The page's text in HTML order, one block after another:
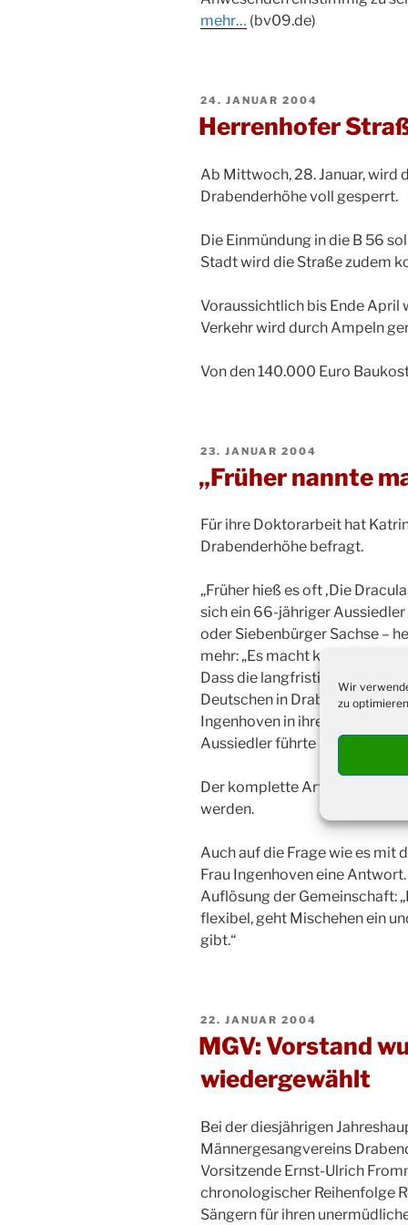
Wir
zu
mehr… (bv09.de)
VERÖFFENTLICHT
AM
24. JANUAR 2004
Herrenhofer
Ab Mittwoch, 28. Januar, wird
Drabenderhöhe voll gesperrt.
Die Einmündung in die B 56
Stadt wird die Straße zudem
Voraussichtlich bis Ende April
Verkehr wird durch Ampeln
Von den 140.000 Euro
VERÖFFENTLICHT
AM
23. JANUAR 2004
„Früher nannte
Für ihre Doktorarbeit hat
Drabenderhöhe befragt.
„Früher hieß es oft ‚Die
sich ein 66-jähriger
oder Siebenbürger Sachse –
mehr: „Es macht keinen
Dass die langfristige
Deutschen in Drabenderhöhe
Ingenhoven in ihrer
Aussiedler führte nicht zu einer
Der komplette Artikel kann in
werden.
Auch auf die Frage wie es mit
Frau Ingenhoven eine
Auflösung der Gemeinschaft:
flexibel, geht Mischehen ein
gibt.“
VERÖFFENTLICHT
AM
22. JANUAR 2004
MGV: Vorstand
wiedergewählt
Bei der diesjährigen
Männergesangvereins
Vorsitzende Ernst-Ulrich
chronologischer Reihenfolge
Sängern für ihren